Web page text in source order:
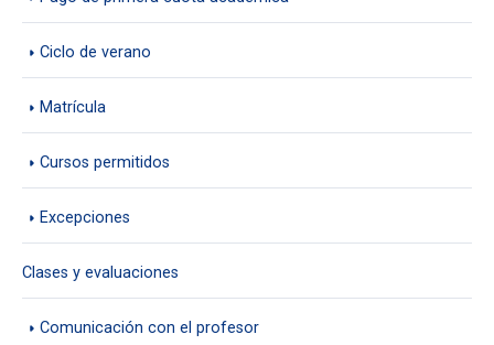
Ciclo de verano
Matrícula
Cursos permitidos
Excepciones
Clases y evaluaciones
Comunicación con el profesor